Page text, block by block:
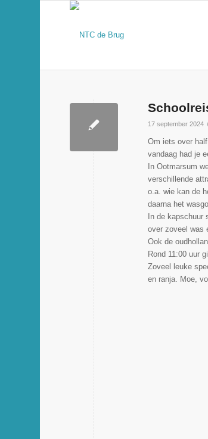
17 september 2024 /
Om iets over
vandaag had je
In Ootmarsum
verschillende
o.a. wie kan de
daarna het
In de
over zoveel was
Ook de
Rond 11:00 uur
Zoveel leuke
en ranja. Moe,